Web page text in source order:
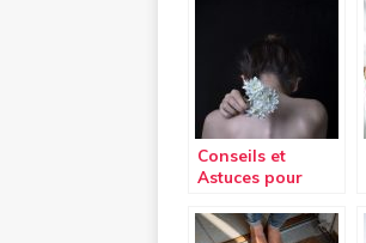
Conseils et
Astuces pour
de dos